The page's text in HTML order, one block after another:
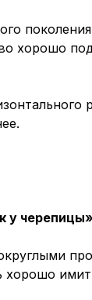
хорошо
у черепицы»
хорошо